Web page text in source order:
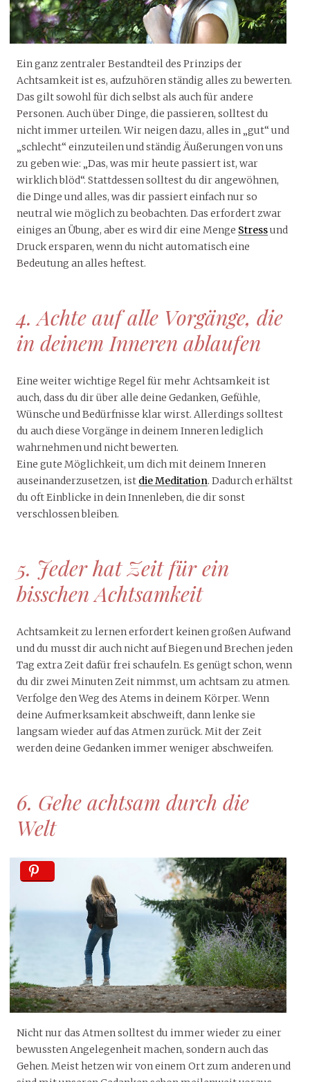
Ein ganz zentraler Bestandteil des Prinzips der
Achtsamkeit ist es, aufzuhören ständig alles zu bewerten.
Das gilt sowohl für dich selbst als auch für andere
Personen. Auch über Dinge, die passieren, solltest du
nicht immer urteilen. Wir neigen dazu, alles in „gut“ und
„schlecht“ einzuteilen und ständig Äußerungen von uns
zu geben wie: „Das, was mir heute passiert ist, war
wirklich blöd“. Stattdessen solltest du dir angewöhnen,
die Dinge und alles, was dir passiert einfach nur so
neutral wie möglich zu beobachten. Das erfordert zwar
einiges an Übung, aber es wird dir eine Menge Stressund
Druck ersparen, wenn du nicht automatisch eine
Bedeutung an alles heftest.
4. Achte auf alle Vorgänge, die
in deinem Inneren ablaufen
Eine weiter wichtige Regel für mehr Achtsamkeit ist
auch, dass du dir über alle deine Gedanken, Gefühle,
Wünsche und Bedürfnisse klar wirst. Allerdings solltest
du auch diese Vorgänge in deinem Inneren lediglich
wahrnehmen und nicht bewerten.
Eine gute Möglichkeit, um dich mit deinem Inneren
auseinanderzusetzen, ist die Meditation. Dadurch erhältst
du oft Einblicke in dein Innenleben, die dir sonst
verschlossen bleiben.
5. Jeder hat Zeit für ein
bisschen Achtsamkeit
Achtsamkeit zu lernen erfordert keinen großen Aufwand
und du musst dir auch nicht auf Biegen und Brechen jeden
Tag extra Zeit dafür frei schaufeln. Es genügt schon, wenn
du dir zwei Minuten Zeit nimmst, um achtsam zu atmen.
Verfolge den Weg des Atems in deinem Körper. Wenn
deine Aufmerksamkeit abschweift, dann lenke sie
langsam wieder auf das Atmen zurück. Mit der Zeit
werden deine Gedanken immer weniger abschweifen.
6. Gehe achtsam durch die
Welt
Nicht nur das Atmen solltest du immer wieder zu einer
bewussten Angelegenheit machen, sondern auch das
Gehen. Meist hetzen wir von einem Ort zum anderen und